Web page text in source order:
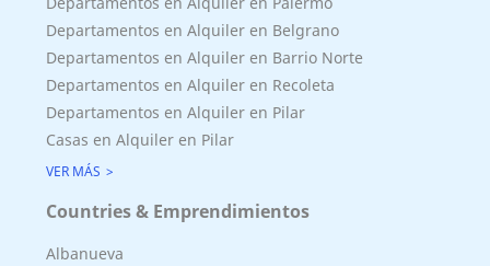
Departamentos en Alquiler en Belgrano
Departamentos en Alquiler en Barrio Norte
Departamentos en Alquiler en Recoleta
Departamentos en Alquiler en Pilar
Casas en Alquiler en Pilar
VER MÁS
Countries & Emprendimientos
Albanueva